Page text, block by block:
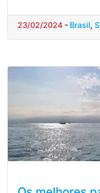
23/02/2024 - Brasil,